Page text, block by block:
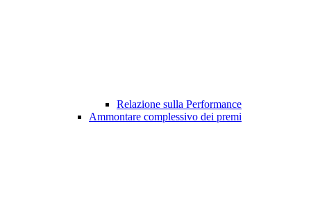
Relazione sulla Performance
Ammontare complessivo dei premi